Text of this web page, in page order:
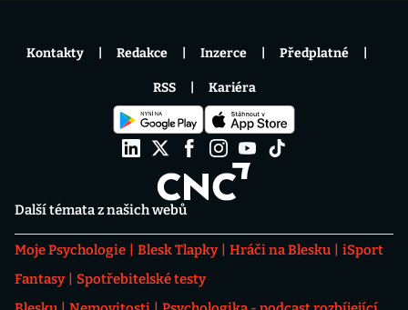
Další témata z našich webů
Moje Psychologie Blesk Tlapky Hráči na Blesku
iSport
Fantasy
Spotřebitelské testy
Kontakty Redakce Inzerce Předplatné
RSS Kariéra